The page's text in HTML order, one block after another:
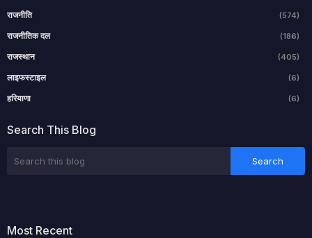
राजनीति (574)
राजनीतिक दल (186)
राजस्थान (405)
लाइफस्टाइल (6)
हरियाणा (6)
Search This Blog
Most Recent